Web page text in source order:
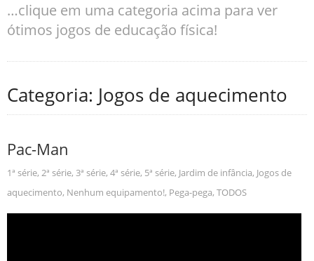
…clique em uma categoria acima para ver
ótimos jogos de educação física!
Categoria: Jogos de aquecimento
Pac-Man
1ª série, 2ª série, 3ª série, 4ª série, 5ª série, Jardim de infância, Jogos de
aquecimento, Nenhum equipamento!, Pega-pega, TODOS